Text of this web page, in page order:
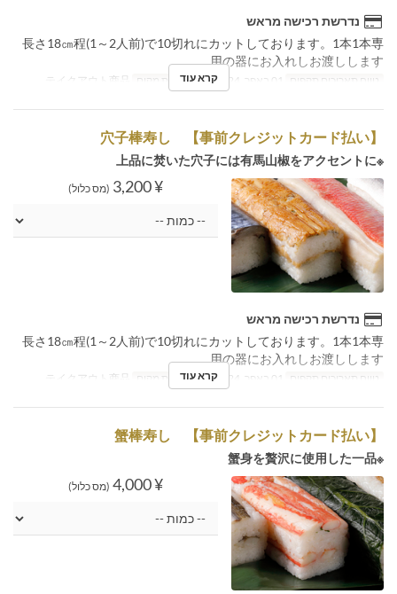
נדרשת רכישה מראש
長さ18㎝程(1～2人前)で10切れにカットしております。1本1本専
用の器にお入れしお渡しします。
טווח תאריכים תקפים קטגוריית מקוםקרא עוד
穴子棒寿し 【事前クレジットカード払い】
※上品に焚いた穴子には有馬山椒をアクセントに
¥ 3,200 (מס כלול)
נדרשת רכישה מראש
長さ18㎝程(1～2人前)で10切れにカットしております。1本1本専
用の器にお入れしお渡しします。
טווח תאריכים תקפים קטגוריית מקוםקרא עוד
蟹棒寿し 【事前クレジットカード払い】
※蟹身を贅沢に使用した一品
¥ 4,000 (מס כלול)